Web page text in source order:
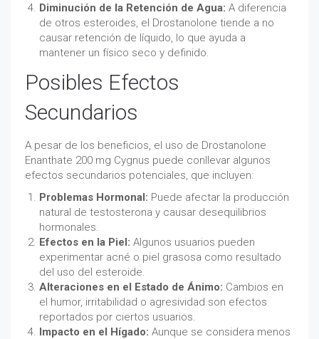
Diminución de la Retención de Agua: A diferencia
de otros esteroides, el Drostanolone tiende a no
causar retención de líquido, lo que ayuda a
mantener un físico seco y definido.
Posibles Efectos
Secundarios
A pesar de los beneficios, el uso de Drostanolone
Enanthate 200 mg Cygnus puede conllevar algunos
efectos secundarios potenciales, que incluyen:
Problemas Hormonal: Puede afectar la producción
natural de testosterona y causar desequilibrios
hormonales.
Efectos en la Piel: Algunos usuarios pueden
experimentar acné o piel grasosa como resultado
del uso del esteroide.
Alteraciones en el Estado de Ánimo: Cambios en
el humor, irritabilidad o agresividad son efectos
reportados por ciertos usuarios.
Impacto en el Hígado: Aunque se considera menos